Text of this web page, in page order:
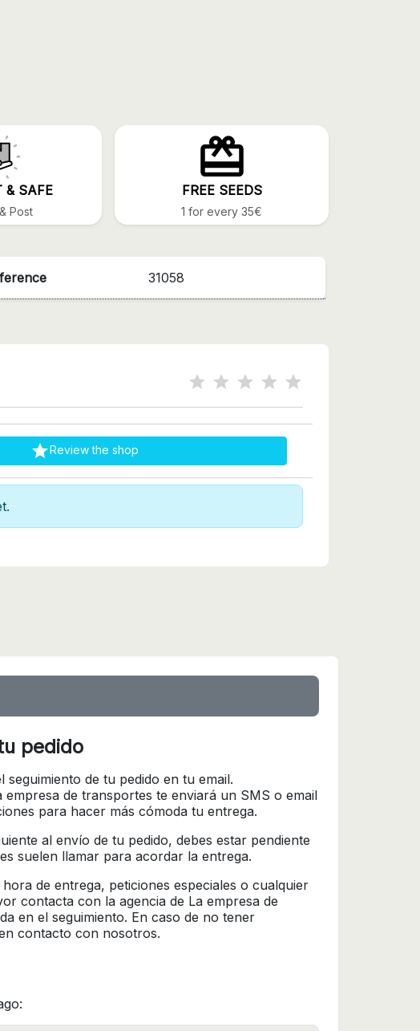
& SAFE
Post
FREE SEEDS
1 for every 35€
31058
Review the shop
pedido
seguimiento de tu pedido en tu email.
empresa de transportes te enviará un SMS o email
para hacer más cómoda tu entrega.
al envío de tu pedido, debes estar pendiente
suelen llamar para acordar la entrega.
de entrega, peticiones especiales o cualquier
contacta con la agencia de La empresa de
en el seguimiento. En caso de no tener
contacto con nosotros.